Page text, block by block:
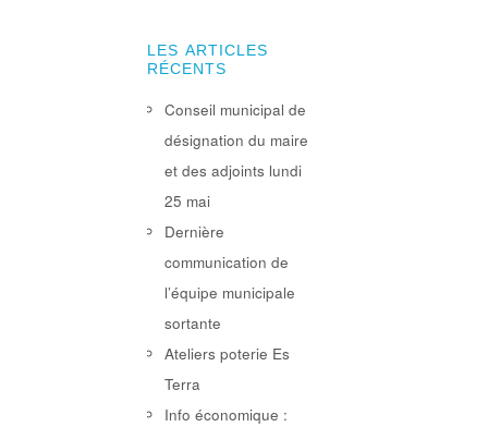
LES ARTICLES
RÉCENTS
Conseil municipal de
désignation du maire
et des adjoints lundi
25 mai
Dernière
communication de
l’équipe municipale
sortante
Ateliers poterie Es
Terra
Info économique :